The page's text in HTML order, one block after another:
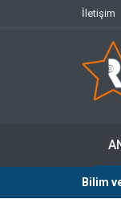
İletişim
Bilim